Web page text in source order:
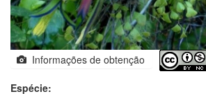
Informações de obtenção
Espécie: